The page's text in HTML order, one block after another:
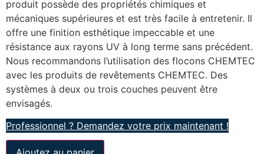
produit possède des propriétés chimiques et
mécaniques supérieures et est très facile à entretenir. Il
offre une finition esthétique impeccable et une
résistance aux rayons UV à long terme sans précédent.
Nous recommandons l’utilisation des flocons CHEMTEC
avec les produits de revêtements CHEMTEC. Des
systèmes à deux ou trois couches peuvent être
envisagés.
Professionnel ? Demandez votre prix maintenant !